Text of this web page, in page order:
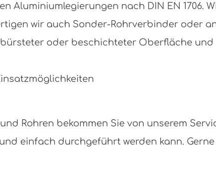
Aluminiumlegierungen nach DIN EN 1706.
wir auch Sonder-Rohrverbinder oder
oder beschichteter Oberfläche und
Rohren bekommen Sie von unserem
einfach durchgeführt werden kann.